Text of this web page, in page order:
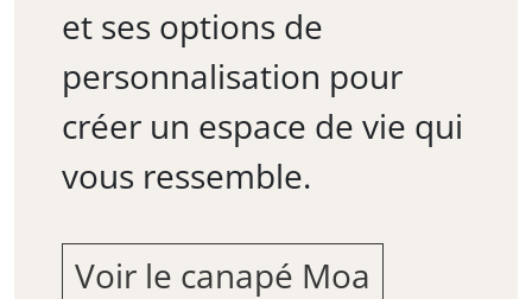
et ses options de
personnalisation pour
créer un espace de vie qui
vous ressemble.
Voir le canapé Moa